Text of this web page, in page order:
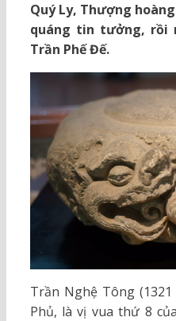
Quý Ly, Thượng
quáng tin tưởng, rồi
Trần Phế Đế.
Trần Nghệ Tông
Phủ, là vị vua thứ 8